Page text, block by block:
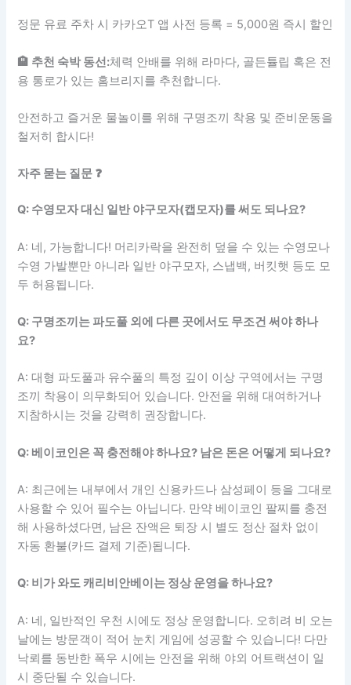
정문 유료 주차 시 카카오T 앱 사전 등록 = 5,000원 즉시 할인
🏨 추천 숙박 동선:체력 안배를 위해 라마다, 골든튤립 혹은 전
용 통로가 있는 홈브리지를 추천합니다.
안전하고 즐거운 물놀이를 위해 구명조끼 착용 및 준비운동을
철저히 합시다!
자주 묻는 질문 ❓
Q: 수영모자 대신 일반 야구모자(캡모자)를 써도 되나요?
A: 네, 가능합니다! 머리카락을 완전히 덮을 수 있는 수영모나
수영 가발뿐만 아니라 일반 야구모자, 스냅백, 버킷햇 등도 모
두 허용됩니다.
Q: 구명조끼는 파도풀 외에 다른 곳에서도 무조건 써야 하나
요?
A: 대형 파도풀과 유수풀의 특정 깊이 이상 구역에서는 구명
조끼 착용이 의무화되어 있습니다. 안전을 위해 대여하거나
지참하시는 것을 강력히 권장합니다.
Q: 베이코인은 꼭 충전해야 하나요? 남은 돈은 어떻게 되나요?
A: 최근에는 내부에서 개인 신용카드나 삼성페이 등을 그대로
사용할 수 있어 필수는 아닙니다. 만약 베이코인 팔찌를 충전
해 사용하셨다면, 남은 잔액은 퇴장 시 별도 정산 절차 없이
자동 환불(카드 결제 기준)됩니다.
Q: 비가 와도 캐리비안베이는 정상 운영을 하나요?
A: 네, 일반적인 우천 시에도 정상 운영합니다. 오히려 비 오는
날에는 방문객이 적어 눈치 게임에 성공할 수 있습니다! 다만
낙뢰를 동반한 폭우 시에는 안전을 위해 야외 어트랙션이 일
시 중단될 수 있습니다.